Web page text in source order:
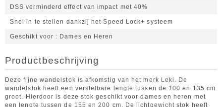
DSS verminderd effect van impact met 40%
Snel in te stellen dankzij het Speed Lock+ systeem
Geschikt voor Dames en Heren
Productbeschrijving
Deze fijne wandelstok is afkomstig van het merk Leki. De
wandelstok heeft een verstelbare lengte tussen de 100 en 135 cm
groot. Hierdoor is deze stok geschikt voor dames en heren met
een lengte tussen de 155 en 200 cm. De lichtgewicht stok heeft